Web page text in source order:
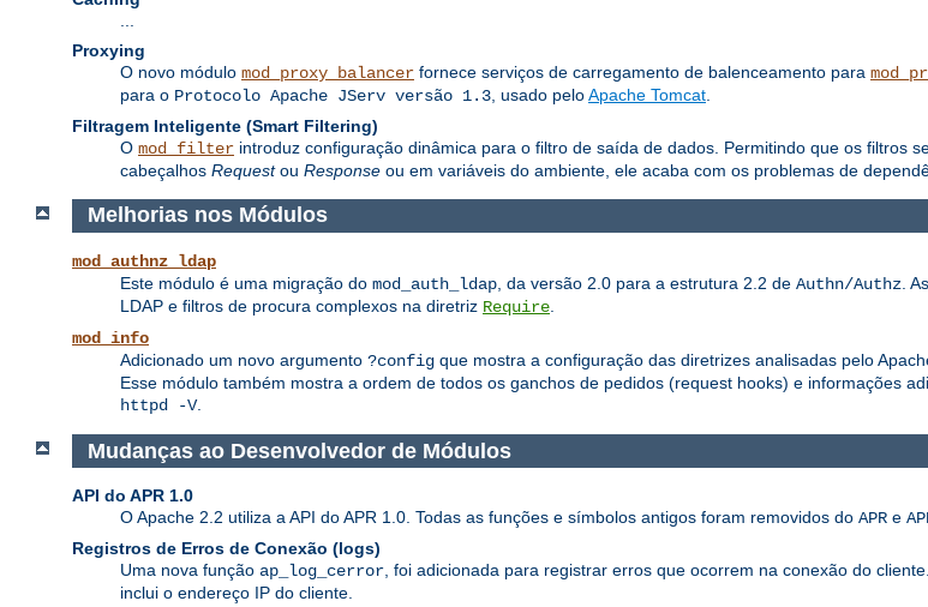
Proxying
O novo módulo mod_proxy_balancer fornece serviços de carregamento de balenceamento para
para o Protocolo Apache JServ versão 1.3 , usado peloApache Tomcat
Filtragem Inteligente (Smart Filtering)
O mod_filter introduz configuração dinâmica para o filtro de saída de dados. Permitindo que os filtros
cabeçalhos Requestou Response ou em variáveis do ambiente, ele acaba com os problemas de
Melhorias nos Módulos
mod_authnz_ldap
Este módulo é uma migração do mod_auth_ldap , da versão 2.0 para a estrutura 2.2 de Authn/Authz .
LDAP e filtros de procura complexos na diretriz Require
mod_info
Adicionado um novo argumento ?config que mostra a configuração das diretrizes analisadas pelo
Esse módulo também mostra a ordem de todos os ganchos de pedidos (request hooks) e informações
httpd -V.
Mudanças ao Desenvolvedor de Módulos
API do APR 1.0
O Apache 2.2 utiliza a API do APR 1.0. Todas as funções e símbolos antigos foram removidos do APR e
Registros de Erros de Conexão (logs)
Uma nova função ap_log_cerror, foi adicionada para registrar erros que ocorrem na conexão do
inclui o endereço IP do cliente.